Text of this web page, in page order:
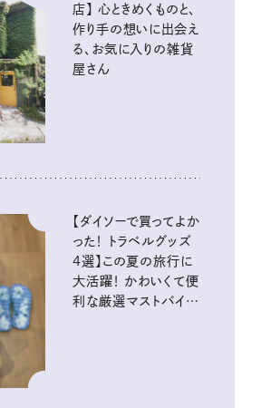
店】 心ときめくものと、
作り手の想いに出会え
る、お気に入りの雑貨
屋さん
【ダイソーで買ってよか
った！ トラベルグッズ
4選】この夏の旅行に
大活躍！ かわいくて便
利な厳選マストバイア